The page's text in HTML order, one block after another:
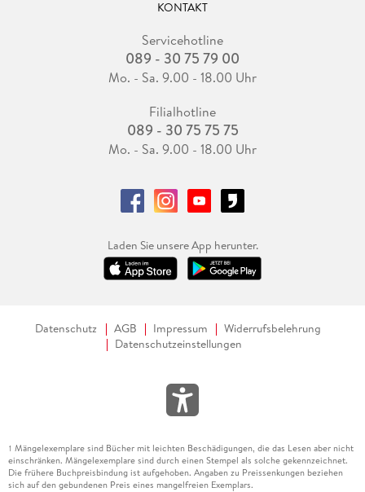
KONTAKT
Servicehotline
089 - 30 75 79 00
Mo. - Sa. 9.00 - 18.00 Uhr
Filialhotline
089 - 30 75 75 75
Mo. - Sa. 9.00 - 18.00 Uhr
Laden Sie unsere App herunter.
Datenschutz AGB Impressum
Widerrufsbelehrung
Datenschutzeinstellungen
1 Mängelexemplare sind Bücher mit leichten Beschädigungen, die das Lesen aber nicht
einschränken. Mängelexemplare sind durch einen Stempel als solche gekennzeichnet.
Die frühere Buchpreisbindung ist aufgehoben. Angaben zu Preissenkungen beziehen
sich auf den gebundenen Preis eines mangelfreien Exemplars.